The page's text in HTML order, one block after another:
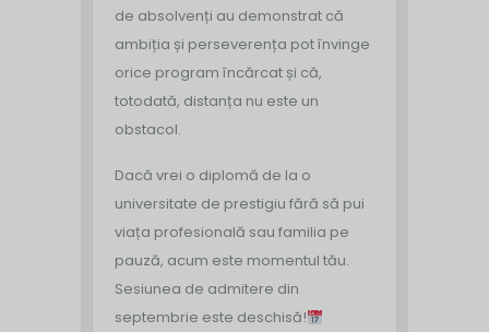
de absolvenți au demonstrat că
ambiția și perseverența pot învinge
orice program încărcat și că,
totodată, distanța nu este un
obstacol.
Dacă vrei o diplomă de la o
universitate de prestigiu fără să pui
viața profesională sau familia pe
pauză, acum este momentul tău.
Sesiunea de admitere din
septembrie este deschisă!